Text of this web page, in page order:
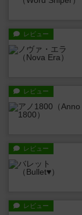
レビュー
レビュー
レビュー
レビュー